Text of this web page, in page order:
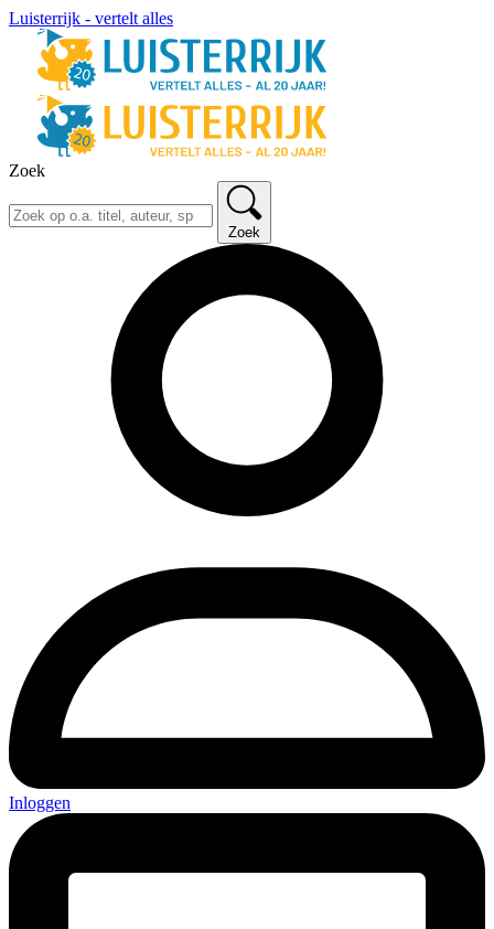
Luisterrijk - vertelt alles
Zoek
Zoek
Inloggen